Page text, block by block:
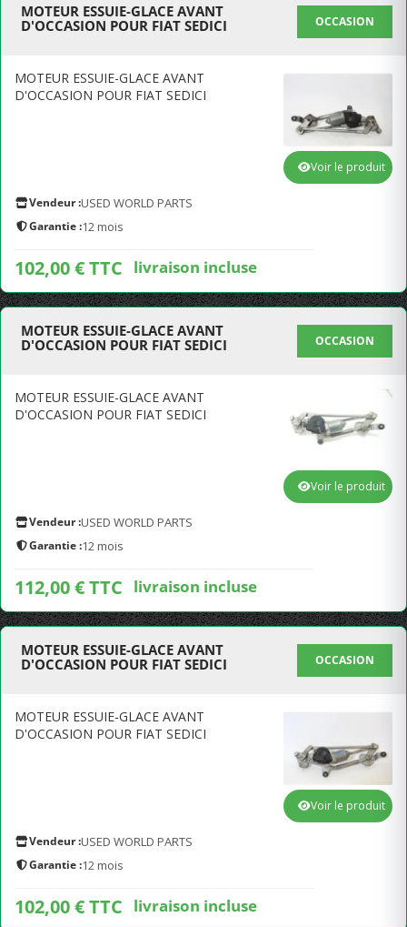
MOTEUR ESSUIE-GLACE AVANT
D'OCCASION POUR FIAT SEDICI
OCCASION
MOTEUR ESSUIE-GLACE AVANT
D'OCCASION POUR FIAT SEDICI
Vendeur :USED WORLD PARTS
Garantie :12 mois
102,00 € TTC livraison incluse
Voir le produit
MOTEUR ESSUIE-GLACE AVANT
D'OCCASION POUR FIAT SEDICI
OCCASION
MOTEUR ESSUIE-GLACE AVANT
D'OCCASION POUR FIAT SEDICI
Vendeur :USED WORLD PARTS
Garantie :12 mois
112,00 € TTC livraison incluse
Voir le produit
MOTEUR ESSUIE-GLACE AVANT
D'OCCASION POUR FIAT SEDICI
OCCASION
MOTEUR ESSUIE-GLACE AVANT
D'OCCASION POUR FIAT SEDICI
Vendeur :USED WORLD PARTS
Garantie :12 mois
102,00 € TTC livraison incluse
Voir le produit